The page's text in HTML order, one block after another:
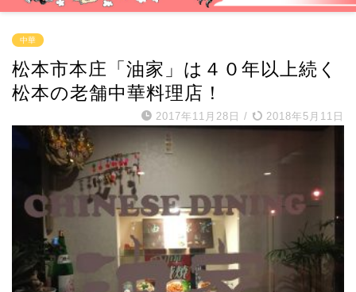
中華
松本市本庄「油家」は４０年以上続く
松本の老舗中華料理店！
2017年11月28日 / 2018年5月11日